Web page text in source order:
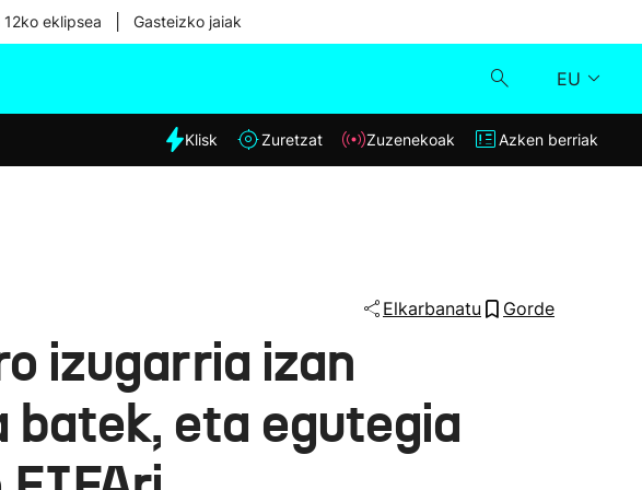
eklipsea Gasteizko jaiak
EU
Eguraldia
Klisk
Klisk Zuretzat Zuzenekoak Azken berriak
Elkarbanatu Gorde
izugarria izan
eta egutegia